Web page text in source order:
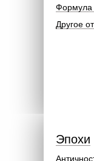
Формула
Другое
Эпохи